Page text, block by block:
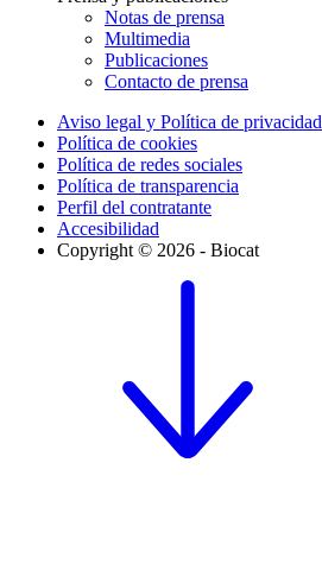
Notas de prensa
Multimedia
Publicaciones
Contacto de prensa
Aviso legal y Política de privacidad
Política de cookies
Política de redes sociales
Política de transparencia
Perfil del contratante
Accesibilidad
Copyright © 2026 - Biocat